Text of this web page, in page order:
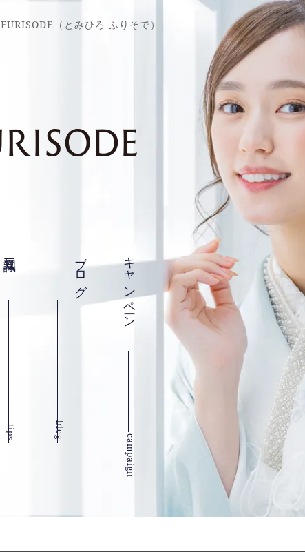
（とみひろ ふりそで）
tips
ブログ
blog
キャンペーン
campaign